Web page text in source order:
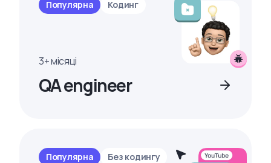
Популярна Кодинг
3+ місяці
QA engineer
Популярна Без кодингу